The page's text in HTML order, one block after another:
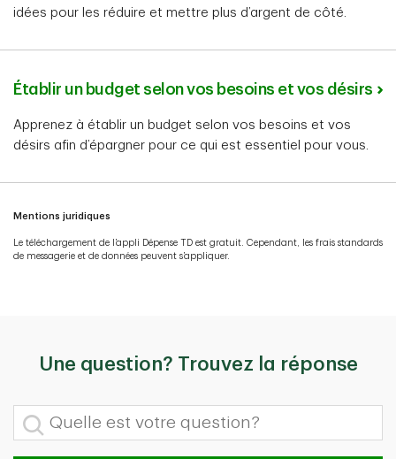
idées pour les réduire et mettre plus d’argent de côté.
Établir un budget selon vos besoins et vos désirs
Apprenez à établir un budget selon vos besoins et vos
désirs afin d’épargner pour ce qui est essentiel pour vous.
Mentions juridiques
Le téléchargement de l’appli Dépense TD est gratuit. Cependant, les frais standards
de messagerie et de données peuvent s’appliquer.
Une question? Trouvez la réponse
Quelle est votre question?